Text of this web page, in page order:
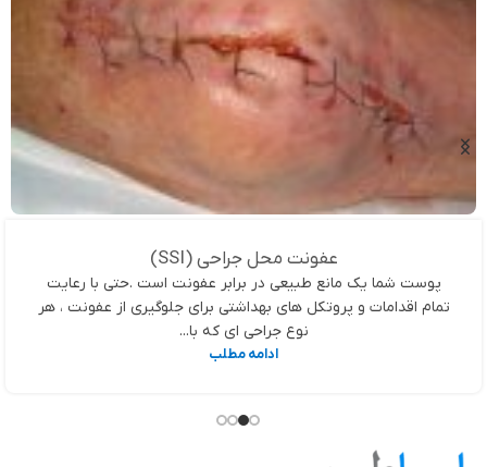
عفونت محل جراحی (SSI)
پوست شما یک مانع طبیعی در برابر عفونت است .حتی با رعایت
تمام اقدامات و پروتکل های بهداشتی برای جلوگیری از عفونت ، هر
نوع جراحی ای که با...
ادامه مطلب